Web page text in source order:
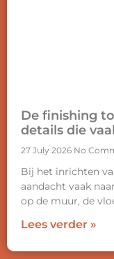
De finishing
details die
27 July 2026 No
Bij het inrichten
aandacht vaak
op de muur, de
Lees verder »